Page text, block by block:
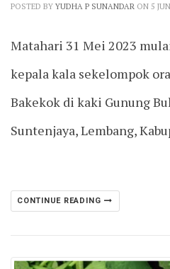
POSTED BY YUDHA P SUNANDAR ON 5
Matahari 31 Mei 2023
kepala kala sekelompok
Bakekok di kaki Gunung
Suntenjaya, Lembang,
CONTINUE READING